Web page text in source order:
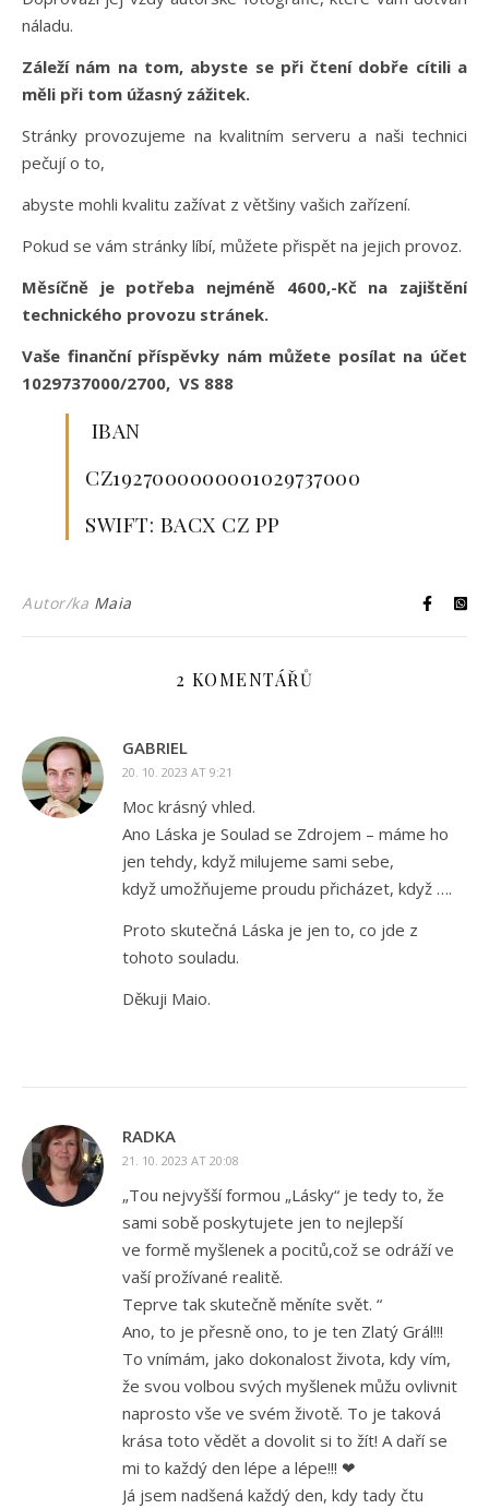
náladu.
Záleží nám na tom, abyste se při čtení dobře cítili a
měli při tom úžasný zážitek.
Stránky provozujeme na kvalitním serveru a naši technici
pečují o to,
abyste mohli kvalitu zažívat z většiny vašich zařízení.
Pokud se vám stránky líbí, můžete přispět na jejich provoz.
Měsíčně je potřeba nejméně 4600,-Kč na zajištění
technického provozu stránek.
Vaše finanční příspěvky nám můžete posílat na účet
1029737000/2700, VS 888
IBAN
CZ1927000000001029737000
SWIFT: BACX CZ PP
Autor/ka Maia
2 KOMENTÁŘŮ
GABRIEL
20. 10. 2023 AT 9:21
Moc krásný vhled.
Ano Láska je Soulad se Zdrojem – máme ho
jen tehdy, když milujeme sami sebe,
když umožňujeme proudu přicházet, když ….
Proto skutečná Láska je jen to, co jde z
tohoto souladu.
Děkuji Maio.
RADKA
21. 10. 2023 AT 20:08
„Tou nejvyšší formou „Lásky“ je tedy to, že
sami sobě poskytujete jen to nejlepší
ve formě myšlenek a pocitů,což se odráží ve
vaší prožívané realitě.
Teprve tak skutečně měníte svět. “
Ano, to je přesně ono, to je ten Zlatý Grál!!!
To vnímám, jako dokonalost života, kdy vím,
že svou volbou svých myšlenek můžu ovlivnit
naprosto vše ve svém životě. To je taková
krása toto vědět a dovolit si to žít! A daří se
mi to každý den lépe a lépe!!! ❤
Já jsem nadšená každý den, kdy tady čtu